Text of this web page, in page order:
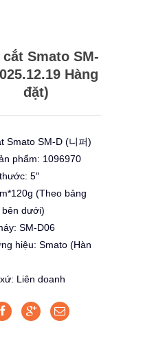
Smato SM-
Hàng
đặt)
Smato SM-D (니퍼)
phẩm: 1096970
5″
(Theo bảng
bên dưới)
SM-D06
hiệu: Smato (Hàn
Liên doanh